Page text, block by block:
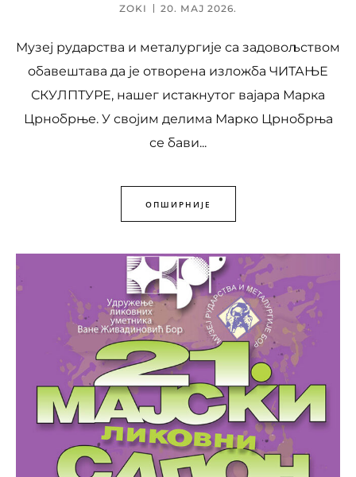
ZOKI 20. МАЈ 2026.
Музеј рударства и металургије са задовољством
обавештава да је отворена изложба ЧИТАЊЕ
СКУЛПТУРЕ, нашег истакнутог вајара Марка
Црнобрње. У својим делима Марко Црнобрња
се бави...
ОПШИРНИЈЕ